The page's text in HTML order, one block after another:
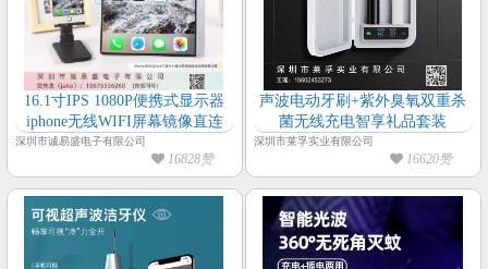
16.1寸IPS 1080P便携式显示器
iphone无线WIFI屏幕镜像直连
深圳市诚易盛电子有限公司
16828赞
声波电动牙刷+紫外臭氧双重杀
菌无线充电智享礼品套装
深圳市莱孚实业有限公司
16620赞